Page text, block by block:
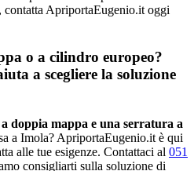
contatta ApriportaEugenio.it oggi
o a cilindro europeo?
a scegliere la soluzione
doppia mappa e una serratura a
a Imola? ApriportaEugenio.it è qui
alle tue esigenze. Contattaci al 051
consigliarti sulla soluzione di